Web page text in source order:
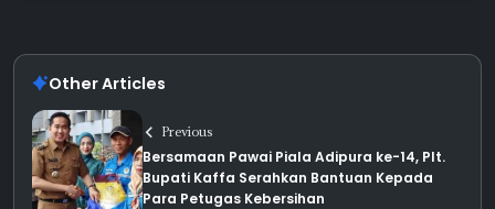
Other Articles
Previous
Bersamaan Pawai Piala Adipura ke-14, Plt.
Bupati Kaffa Serahkan Bantuan Kepada
Para Petugas Kebersihan